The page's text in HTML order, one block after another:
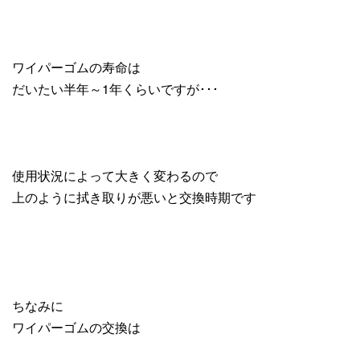
ワイパーゴムの寿命は
だいたい半年～1年くらいですが･･･
使用状況によって大きく変わるので
上のように拭き取りが悪いと交換時期です
ちなみに
ワイパーゴムの交換は